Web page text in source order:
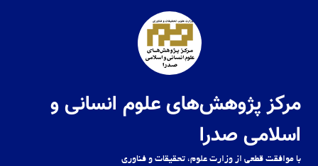
مرکز پژوهش‌های علوم انسانی و
اسلامی صدرا
با موافقت قطعی از وزارت علوم، تحقیقات و فناوری